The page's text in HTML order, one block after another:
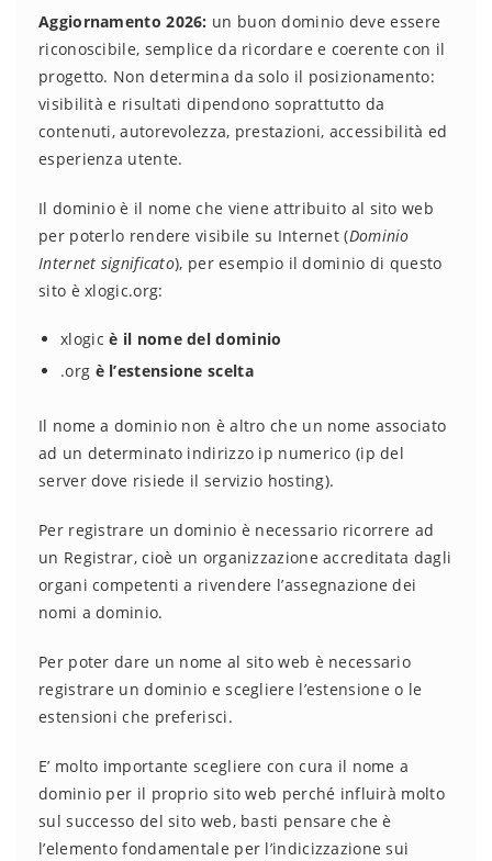
Aggiornamento 2026: un buon dominio deve essere
riconoscibile, semplice da ricordare e coerente con il
progetto. Non determina da solo il posizionamento:
visibilità e risultati dipendono soprattutto da
contenuti, autorevolezza, prestazioni, accessibilità ed
esperienza utente.
Il dominio è il nome che viene attribuito al sito web
per poterlo rendere visibile su Internet (Dominio
Internet significato), per esempio il dominio di questo
sito è xlogic.org:
xlogic è il nome del dominio
.org è l’estensione scelta
Il nome a dominio non è altro che un nome associato
ad un determinato indirizzo ip numerico (ip del
server dove risiede il servizio hosting).
Per registrare un dominio è necessario ricorrere ad
un Registrar, cioè un organizzazione accreditata dagli
organi competenti a rivendere l’assegnazione dei
nomi a dominio.
Per poter dare un nome al sito web è necessario
registrare un dominio e scegliere l’estensione o le
estensioni che preferisci.
E’ molto importante scegliere con cura il nome a
dominio per il proprio sito web perché influirà molto
sul successo del sito web, basti pensare che è
l’elemento fondamentale per l’indicizzazione sui